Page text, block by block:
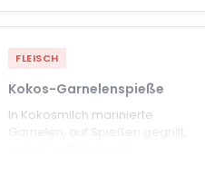
FLEISCH
Kokos-Garnelenspieße
In Kokosmilch marinierte
Garnelen, auf Spießen gegrillt,